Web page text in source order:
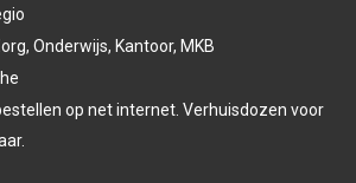
Onderwijs, Kantoor, MKB
op net internet. Verhuisdozen voor